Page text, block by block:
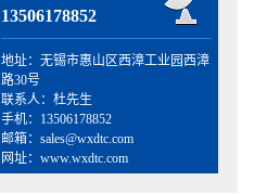
13506178852
地址：无锡市惠山区西漳工业园西漳
路30号
联系人：杜先生
手机：13506178852
邮箱：sales@wxdtc.com
网址：www.wxdtc.com